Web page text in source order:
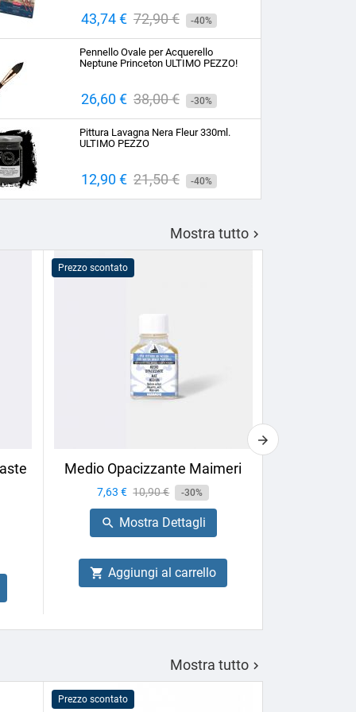
Prezzo
43,74 € Prezzo
base
72,90 € -40%
Pennello Ovale per Acquerello
Neptune Princeton ULTIMO PEZZO!
Prezzo
26,60 € Prezzo
base
38,00 € -30%
Pittura Lavagna Nera Fleur 330ml.
ULTIMO PEZZO
Prezzo
12,90 € Prezzo
base
21,50 € -40%
Mostra tutto 
Prezzo scontato
Medio Opacizzante Maimeri
Prezzo
7,63 € Prezzo
base
10,90 € -30%
 Mostra Dettagli
 Aggiungi al carrello
Mostra tutto 
Prezzo scontato